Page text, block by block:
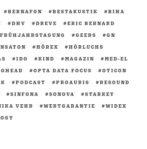
BERNAFON BESTAKUSTIK
BIHA
DHV DREVE
ERIC BERNARD
FRÜHJAHRSTAGUNG GEERS
GN
HÖREX
HÖRLUCHS
IDO KIND MAGAZIN
MED-EL
OPTA DATA FOCUS
OTICON
PODCAST PROAURIS
RESOUND
SINFONA SONOVA
STARKEY
VEHR WERTGARANTIE
WIDEX